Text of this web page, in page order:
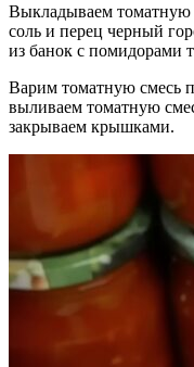
Выкладываем томатную
соль и перец черный
из банок с помидорами
Варим томатную смесь
выливаем томатную
закрываем крышками.